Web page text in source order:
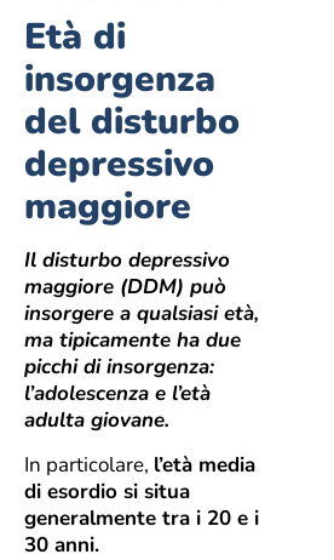
Età di
insorgenza
del disturbo
depressivo
maggiore
Il disturbo depressivo
maggiore (DDM) può
insorgere a qualsiasi età,
ma tipicamente ha due
picchi di insorgenza:
l’adolescenza e l’età
adulta giovane.
In particolare, l’età media
di esordio si situa
generalmente tra i 20 e i
30 anni.